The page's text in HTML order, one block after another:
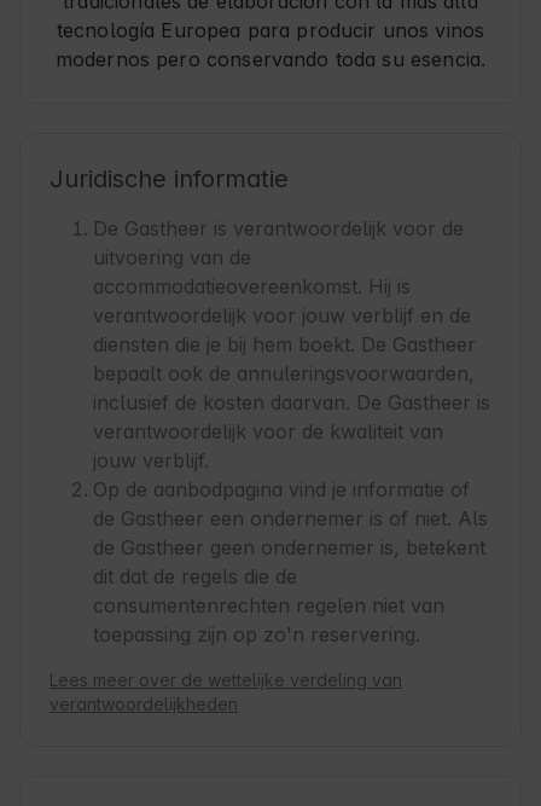
tecnología Europea para producir unos vinos
modernos pero conservando toda su esencia.
Juridische informatie
De Gastheer is verantwoordelijk voor de
uitvoering van de
accommodatieovereenkomst. Hij is
verantwoordelijk voor jouw verblijf en de
diensten die je bij hem boekt. De Gastheer
bepaalt ook de annuleringsvoorwaarden,
inclusief de kosten daarvan. De Gastheer is
verantwoordelijk voor de kwaliteit van
jouw verblijf.
Op de aanbodpagina vind je informatie of
de Gastheer een ondernemer is of niet. Als
de Gastheer geen ondernemer is, betekent
dit dat de regels die de
consumentenrechten regelen niet van
toepassing zijn op zo'n reservering.
Lees meer over de wettelijke verdeling van
verantwoordelijkheden